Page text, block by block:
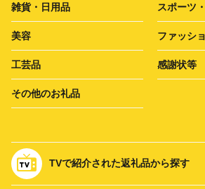
雑貨・日用品 スポーツ
美容 ファッシ
工芸品 感謝状等
その他のお礼品
TVで紹介された返礼品から探す